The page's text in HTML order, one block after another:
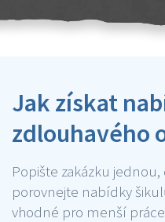
Jak získat
zdlouhavého
Popište zakázku
porovnejte nabídky
vhodné pro menší